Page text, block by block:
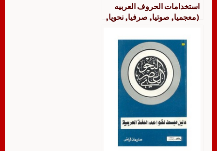
استخدامات الحروف العربيه
(معجميا, صوتيا, صرفيا, نحويا,